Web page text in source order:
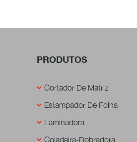
PRODUTOS
Cortador De Matriz
Estampador De Folha
Laminadora
Coladeira-Dobradora